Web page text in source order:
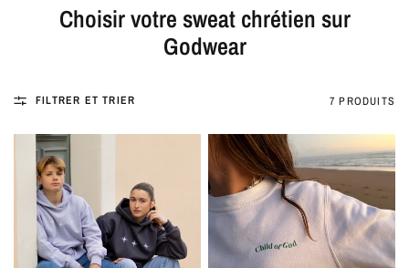
Choisir votre sweat chrétien sur
Godwear
FILTRER ET TRIER 7 PRODUITS